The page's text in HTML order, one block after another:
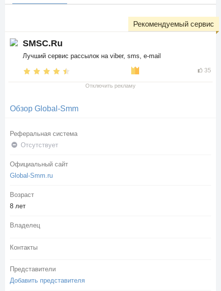
SMSC.Ru
Лучший сервис рассылок на viber, sms, e-mail
35
Рекомендуемый сервис
Отключить рекламу
Обзор Global-Smm
Реферальная система
Отсутствует
Официальный сайт
Global-Smm.ru
Возраст
8 лет
Владелец
Контакты
Представители
Добавить представителя